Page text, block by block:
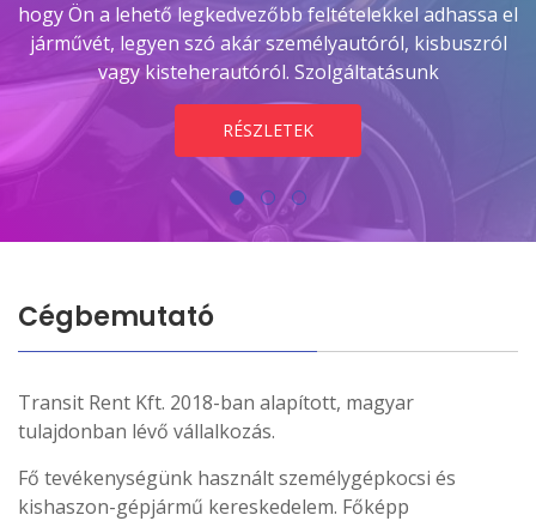
hogy Ön a lehető legkedvezőbb feltételekkel adhassa el
járművét, legyen szó akár személyautóról, kisbuszról
vagy kisteherautóról. Szolgáltatásunk
RÉSZLETEK
Cégbemutató
Transit Rent Kft. 2018-ban alapított, magyar
tulajdonban lévő vállalkozás.
Fő tevékenységünk használt személygépkocsi és
kishaszon-gépjármű kereskedelem. Főképp